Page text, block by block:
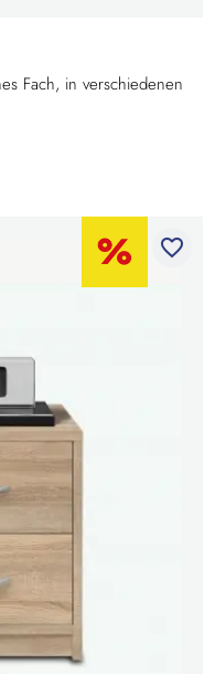
Fach, in verschiedenen
favorite_border